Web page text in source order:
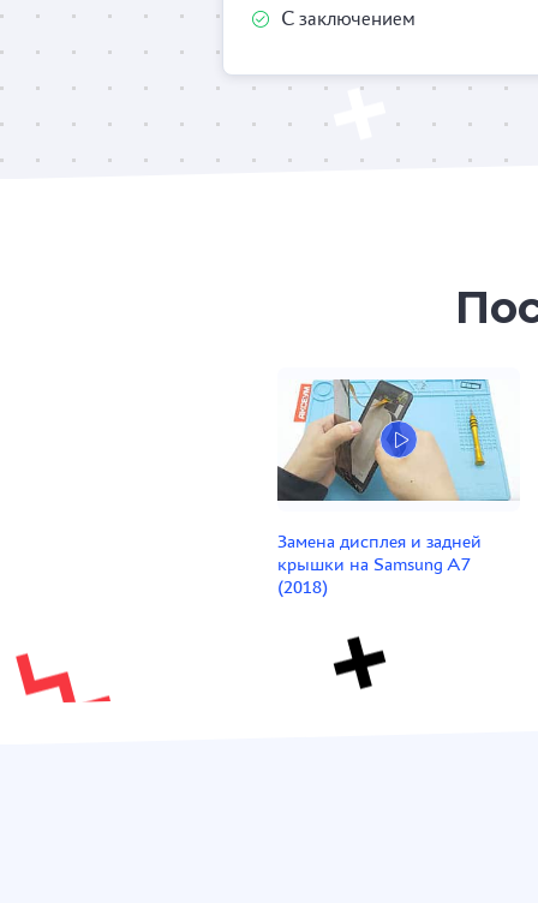
С заключением
Замена дисплея и задней
крышки на Samsung A7
(2018)